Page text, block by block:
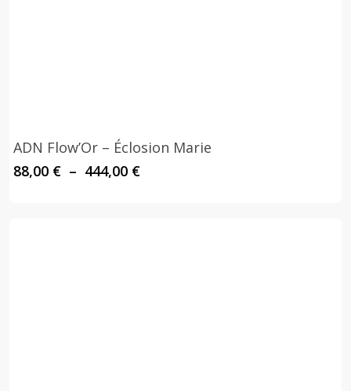
ADN Flow’Or – Éclosion Marie
88,00 € – 444,00 €Plage